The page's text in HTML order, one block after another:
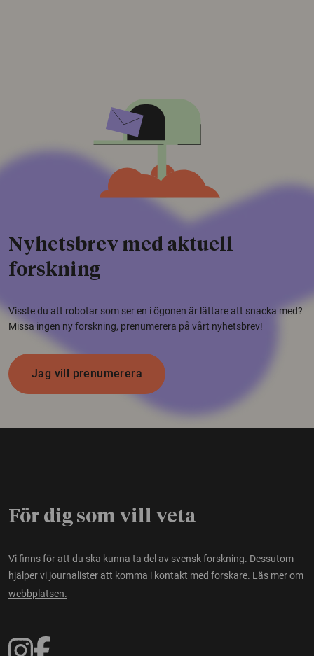
Nyhetsbrev med aktuell
forskning
Visste du att robotar som ser en i ögonen är lättare att snacka med?
Missa ingen ny forskning, prenumerera på vårt nyhetsbrev!
Jag vill prenumerera
För dig som vill veta
Vi finns för att du ska kunna ta del av svensk forskning. Dessutom
hjälper vi journalister att komma i kontakt med forskare. Läs mer om
webbplatsen.